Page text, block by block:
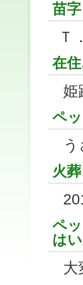
苗
Ｔ
在
姫
ペ
う
火葬
ペ
は
大